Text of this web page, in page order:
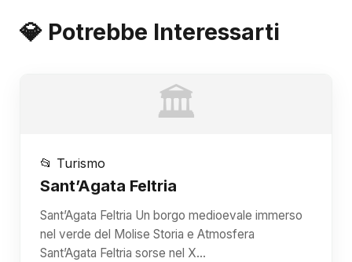
💎 Potrebbe Interessarti
🏛️
📂 Turismo
Sant’Agata Feltria
Sant’Agata Feltria Un borgo medioevale immerso
nel verde del Molise Storia e Atmosfera
Sant’Agata Feltria sorse nel X…